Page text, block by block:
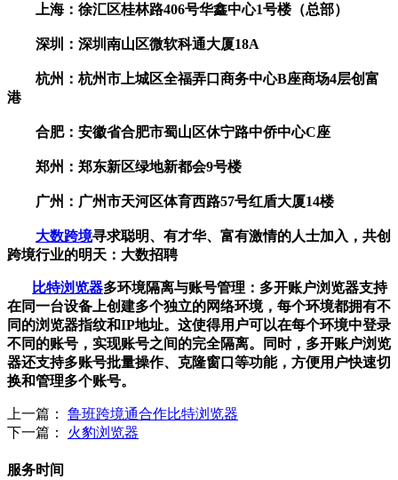
上海：徐汇区桂林路406号华鑫中心1号楼（总部）
深圳：深圳南山区微软科通大厦18A
杭州：杭州市上城区全福弄口商务中心B座商场4层创富
港
合肥：安徽省合肥市蜀山区休宁路中侨中心C座
郑州：郑东新区绿地新都会9号楼
广州：广州市天河区体育西路57号红盾大厦14楼
大数跨境寻求聪明、有才华、富有激情的人士加入，共创
跨境行业的明天：大数招聘
比特浏览器多环境隔离与账号管理：多开账户浏览器支持
在同一台设备上创建多个独立的网络环境，每个环境都拥有不
同的浏览器指纹和IP地址。这使得用户可以在每个环境中登录
不同的账号，实现账号之间的完全隔离。同时，多开账户浏览
器还支持多账号批量操作、克隆窗口等功能，方便用户快速切
换和管理多个账号。
上一篇： 鲁班跨境通合作比特浏览器
下一篇： 火豹浏览器
服务时间